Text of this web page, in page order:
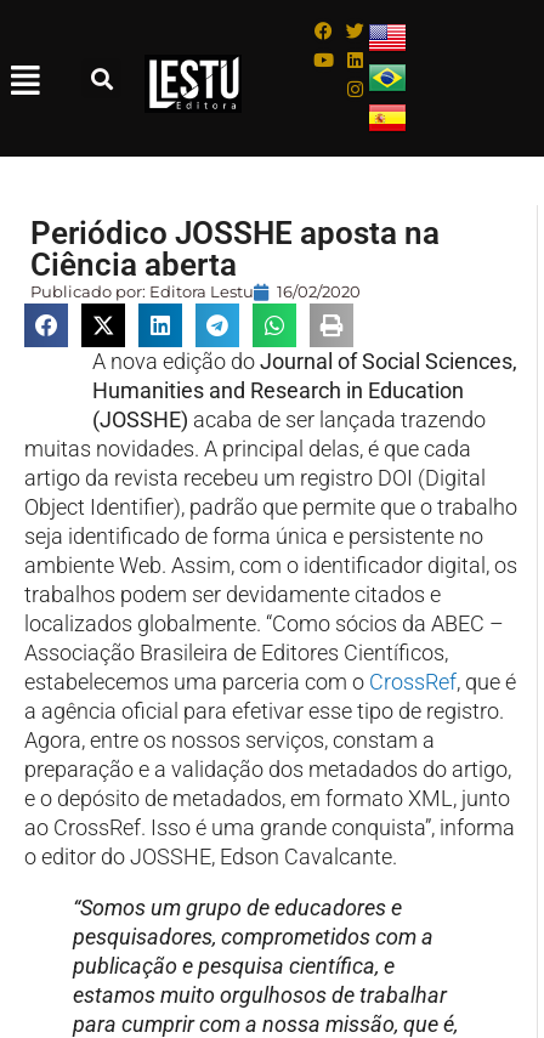
Periódico JOSSHE aposta na
Ciência aberta
Publicado por: Editora Lestu 16/02/2020
A nova edição doJournal of Social Sciences,
Humanities and Research in Education
(JOSSHE) acaba de ser lançada trazendo
muitas novidades. A principal delas, é que cada
artigo da revista recebeu um registro DOI (Digital
Object Identifier), padrão que permite que o trabalho
seja identificado de forma única e persistente no
ambiente Web. Assim, com o identificador digital, os
trabalhos podem ser devidamente citados e
localizados globalmente. “Como sócios da ABEC –
Associação Brasileira de Editores Científicos,
estabelecemos uma parceria com o CrossRef, que é
a agência oficial para efetivar esse tipo de registro.
Agora, entre os nossos serviços, constam a
preparação e a validação dos metadados do artigo,
e o depósito de metadados, em formato XML, junto
ao CrossRef. Isso é uma grande conquista”, informa
o editor do JOSSHE, Edson Cavalcante.
“Somos um grupo de educadores e
pesquisadores, comprometidos com a
publicação e pesquisa científica, e
estamos muito orgulhosos de trabalhar
para cumprir com a nossa missão, que é,